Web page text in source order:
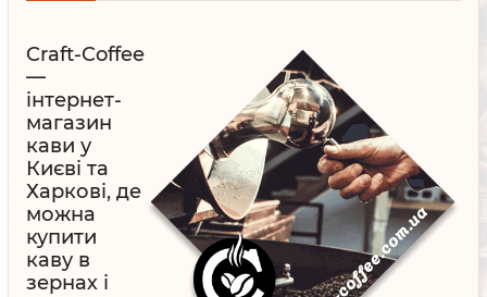
Craft-Coffee
—
інтернет-
магазин
кави у
Києві та
Харкові, де
можна
купити
каву в
зернах і